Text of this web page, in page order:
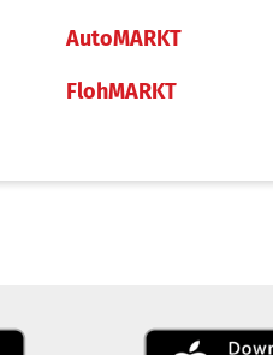
AutoMARKT
FlohMARKT